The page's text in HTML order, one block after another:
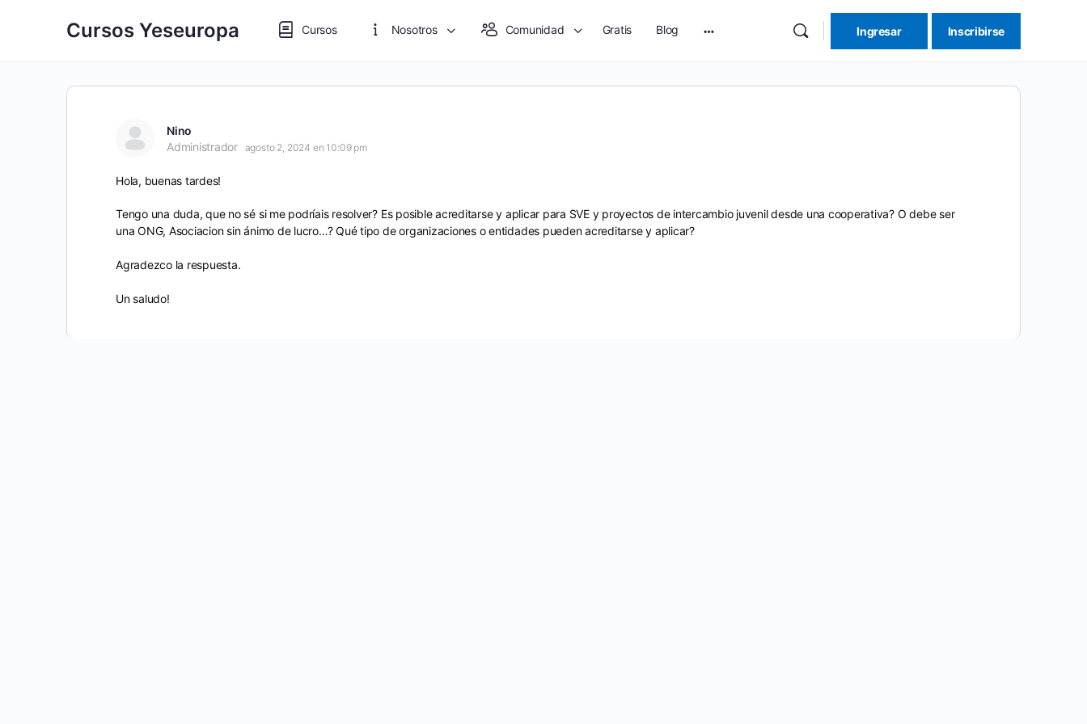
Cursos Yeseuropa Cursos Nosotros Comunidad Gratis Blog Ingresar Inscribirse
Nino
Administrador
agosto 2, 2024 en 10:09 pm
Hola, buenas tardes!
Tengo una duda, que no sé si me podríais resolver? Es posible acreditarse y aplicar para SVE y proyectos de intercambio juvenil desde una cooperativa? O debe ser
una ONG, Asociacion sin ánimo de lucro…? Qué tipo de organizaciones o entidades pueden acreditarse y aplicar?
Agradezco la respuesta.
Un saludo!